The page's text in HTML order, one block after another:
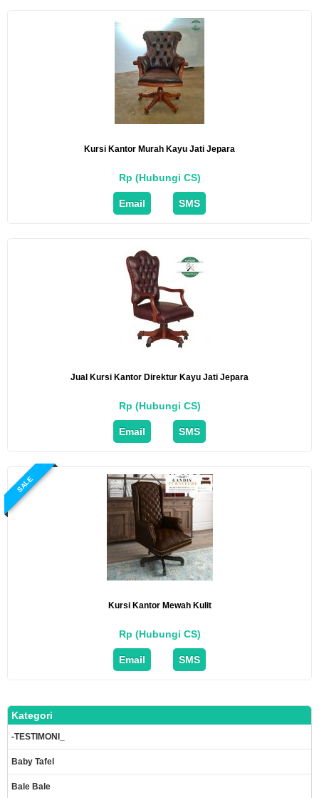
Kursi Kantor Murah Kayu Jati Jepara
Rp (Hubungi CS)
Email SMS
Jual Kursi Kantor Direktur Kayu Jati Jepara
Rp (Hubungi CS)
Email SMS
SALE
Kursi Kantor Mewah Kulit
Rp (Hubungi CS)
Email SMS
Kategori
-TESTIMONI_
Baby Tafel
Bale Bale